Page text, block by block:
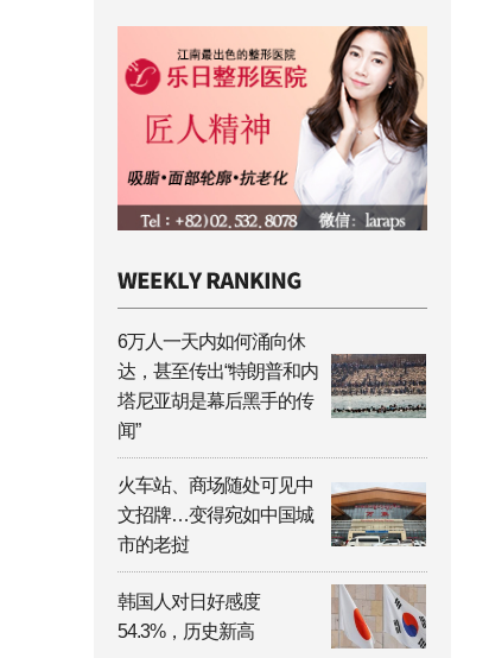
6万人一天内如何涌向休
达，甚至传出“特朗普和内
塔尼亚胡是幕后黑手的传
闻”
火车站、商场随处可见中
文招牌…变得宛如中国城
市的老挝
韩国人对日好感度
54.3%，历史新高